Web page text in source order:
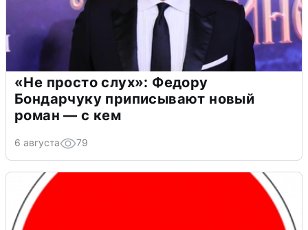
«Не просто слух»: Федору
Бондарчуку приписывают новый
роман — с кем
6 августа 79